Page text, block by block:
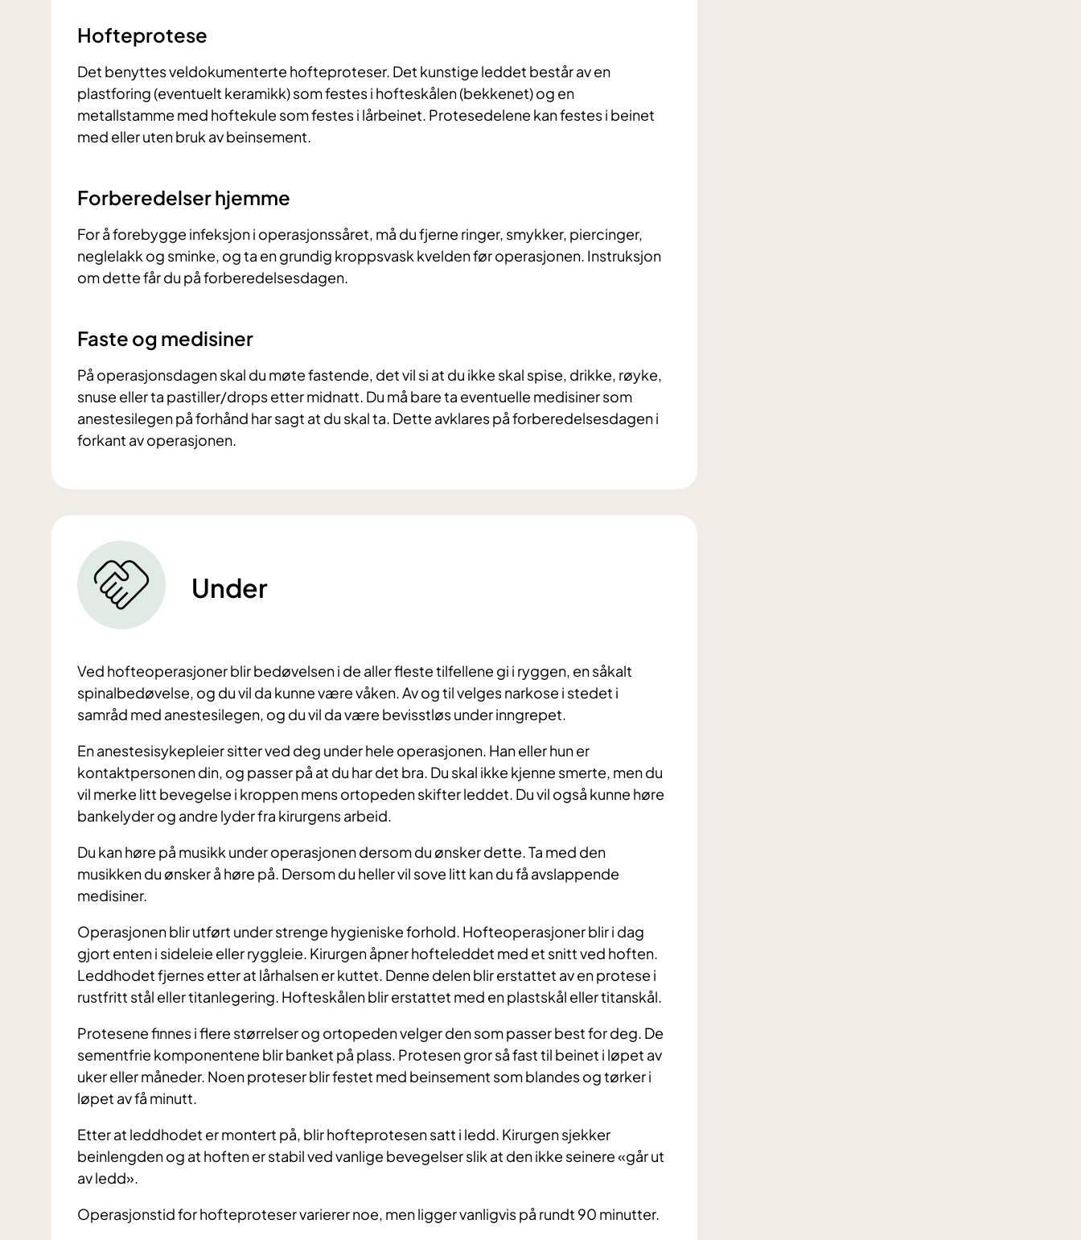
Hofteprotese
Det benyttes veldokumenterte hofteproteser. Det kunstige leddet består av en
plastforing (eventuelt keramikk) som festes i hofteskålen (bekkenet) og en
metallstamme med hoftekule som festes i lårbeinet. Protesedelene kan festes i beinet
med eller uten bruk av beinsement.
Forberedelser hjemme
For å forebygge infeksjon i operasjonssåret, må du fjerne ringer, smykker, piercinger,
neglelakk og sminke, og ta en grundig kroppsvask kvelden før operasjonen. Instruksjon
om dette får du på forberedelsesdagen.
Faste og medisiner
På operasjonsdagen skal du møte fastende, det vil si at du ikke skal spise, drikke, røyke,
snuse eller ta pastiller/drops etter midnatt. Du må bare ta eventuelle medisiner som
anestesilegen på forhånd har sagt at du skal ta. Dette avklares på forberedelsesdagen i
forkant av operasjonen.
Under
Ved hofteoperasjoner blir bedøvelsen i de aller fleste tilfellene gi i ryggen, en såkalt
spinalbedøvelse, og du vil da kunne være våken. Av og til velges narkose i stedet i
samråd med anestesilegen, og du vil da være bevisstløs under inngrepet.
En anestesisykepleier sitter ved deg under hele operasjonen. Han eller hun er
kontaktpersonen din, og passer på at du har det bra. Du skal ikke kjenne smerte, men du
vil merke litt bevegelse i kroppen mens ortopeden skifter leddet. Du vil også kunne høre
bankelyder og andre lyder fra kirurgens arbeid.
Du kan høre på musikk under operasjonen dersom du ønsker dette. Ta med den
musikken du ønsker å høre på. Dersom du heller vil sove litt kan du få avslappende
medisiner.
Operasjonen blir utført under strenge hygieniske forhold. Hofteoperasjoner blir i dag
gjort enten i sideleie eller ryggleie. Kirurgen åpner hofteleddet med et snitt ved hoften.
Leddhodet fjernes etter at lårhalsen er kuttet. Denne delen blir erstattet av en protese i
rustfritt stål eller titanlegering. Hofteskålen blir erstattet med en plastskål eller titanskål.
Protesene finnes i flere størrelser og ortopeden velger den som passer best for deg. De
sementfrie komponentene blir banket på plass. Protesen gror så fast til beinet i løpet av
uker eller måneder. Noen proteser blir festet med beinsement som blandes og tørker i
løpet av få minutt.
Etter at leddhodet er montert på, blir hofteprotesen satt i ledd. Kirurgen sjekker
beinlengden og at hoften er stabil ved vanlige bevegelser slik at den ikke seinere «går ut
av ledd».
Operasjonstid for hofteproteser varierer noe, men ligger vanligvis på rundt 90 minutter.